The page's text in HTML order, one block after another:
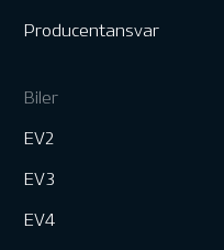
Producentansvar
Biler
EV2
EV3
EV4